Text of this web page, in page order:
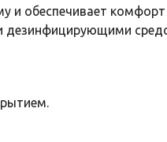
обеспечивает комфорт
дезинфицирующими